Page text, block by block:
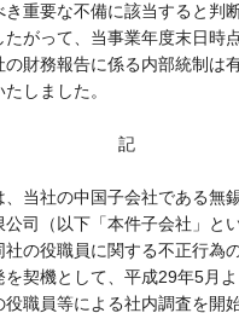
き重要な不備に該当すると判
たがって、当事業年度末日時
の財務報告に係る内部統制は
しました。
記
当社の中国子会社である無
公司（以下「本件子会社」と
社の役職員に関する不正行為
を契機として、平成29年5月
役職員等による社内調査を開